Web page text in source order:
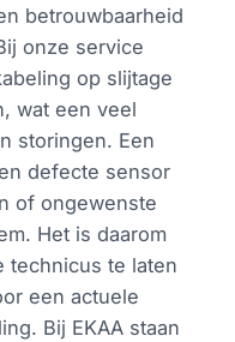
betrouwbaarheid
onze service
op slijtage
wat een veel
storingen. Een
defecte sensor
of ongewenste
Het is daarom
technicus te laten
een actuele
Bij EKAA staan